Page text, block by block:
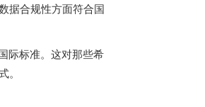
据合规性方面符合国
际标准。这对那些希